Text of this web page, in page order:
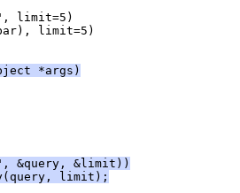
limit=5)
limit=5)
*args)
&query, &limit))
limit);